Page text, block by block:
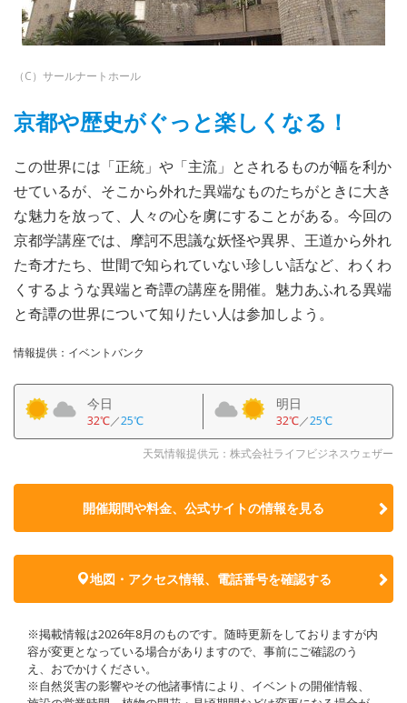
（C）サールナートホール
京都や歴史がぐっと楽しくなる！
この世界には「正統」や「主流」とされるものが幅を利か
せているが、そこから外れた異端なものたちがときに大き
な魅力を放って、人々の心を虜にすることがある。今回の
京都学講座では、摩訶不思議な妖怪や異界、王道から外れ
た奇才たち、世間で知られていない珍しい話など、わくわ
くするような異端と奇譚の講座を開催。魅力あふれる異端
と奇譚の世界について知りたい人は参加しよう。
情報提供：イベントバンク
今日
32℃／25℃
明日
32℃／25℃
天気情報提供元：株式会社ライフビジネスウェザー
開催期間や料金、公式サイトの情報を見る
地図・アクセス情報、電話番号を確認する
※掲載情報は2026年8月のものです。随時更新をしておりますが内
容が変更となっている場合がありますので、事前にご確認のう
え、おでかけください。
※自然災害の影響やその他諸事情により、イベントの開催情報、